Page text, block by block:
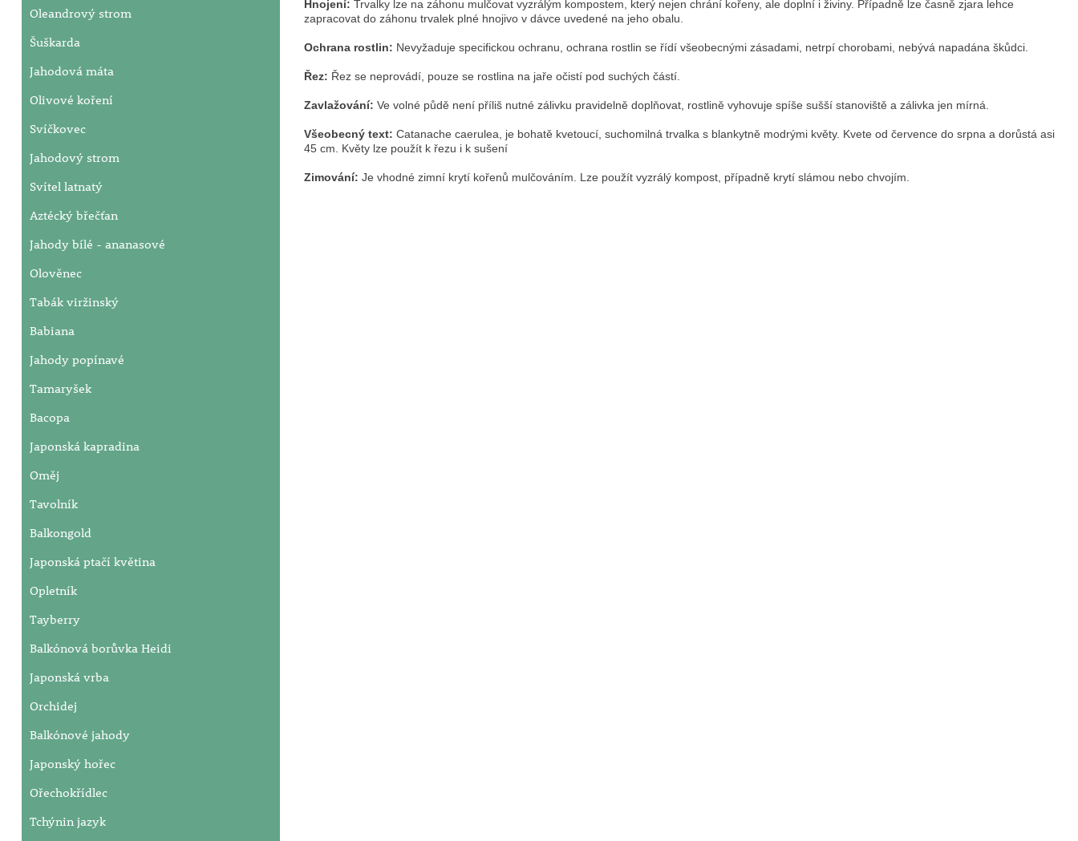
Oleandrový strom
Šuškarda
Jahodová máta
Olivové koření
Svíčkovec
Jahodový strom
Svítel latnatý
Aztécký břečťan
Jahody bílé - ananasové
Olověnec
Tabák viržinský
Babiana
Jahody popínavé
Tamaryšek
Bacopa
Japonská kapradina
Oměj
Tavolník
Balkongold
Japonská ptačí květina
Opletník
Tayberry
Balkónová borůvka Heidi
Japonská vrba
Orchidej
Balkónové jahody
Japonský hořec
Ořechokřídlec
Tchýnin jazyk
Hnojení:Trvalky lze na záhonu mulčovat vyzrálým kompostem, který nejen chrání kořeny, ale doplní i živiny. Případně lze časně zjara lehce
zapracovat do záhonu trvalek plné hnojivo v dávce uvedené na jeho obalu.
Ochrana rostlin: Nevyžaduje specifickou ochranu, ochrana rostlin se řídí všeobecnými zásadami, netrpí chorobami, nebývá napadána škůdci.
Řez: Řez se neprovádí, pouze se rostlina na jaře očistí pod suchých částí.
Zavlažování:Ve volné půdě není příliš nutné zálivku pravidelně doplňovat, rostlině vyhovuje spíše sušší stanoviště a zálivka jen mírná.
Všeobecný text:Catanache caerulea, je bohatě kvetoucí, suchomilná trvalka s blankytně modrými květy. Kvete od července do srpna a dorůstá asi
45 cm. Květy lze použít k řezu i k sušení
Zimování:Je vhodné zimní krytí kořenů mulčováním. Lze použít vyzrálý kompost, případně krytí slámou nebo chvojím.